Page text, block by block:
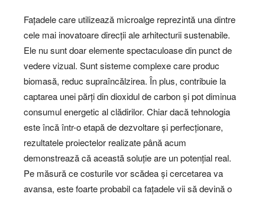
Fațadele care utilizează microalge reprezintă una dintre
cele mai inovatoare direcții ale arhitecturii sustenabile.
Ele nu sunt doar elemente spectaculoase din punct de
vedere vizual. Sunt sisteme complexe care produc
biomasă, reduc supraîncălzirea. În plus, contribuie la
captarea unei părți din dioxidul de carbon și pot diminua
consumul energetic al clădirilor. Chiar dacă tehnologia
este încă într-o etapă de dezvoltare și perfecționare,
rezultatele proiectelor realizate până acum
demonstrează că această soluție are un potențial real.
Pe măsură ce costurile vor scădea și cercetarea va
avansa, este foarte probabil ca fațadele vii să devină o